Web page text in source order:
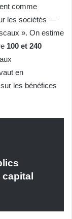
comme
les sociétés —
». On estime
100 et 240
aux
en
les bénéfices